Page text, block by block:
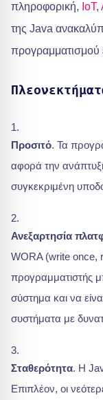
πληροφορική, IoT,
της Java
προγραμματισμού
Προσιτό. Τα
αφορά την
συγκεκριμένη
Ανεξαρτησία
WORA (write once,
προγραμματιστής
σύστημα και να
συστήματα με
Σταθερότητα. Η
Επιπλέον, οι